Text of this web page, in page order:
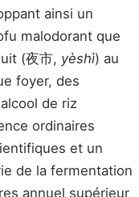
ainsi un
malodorant que
(夜市, yèshì) au
foyer, des
de riz
ordinaires
et un
de la fermentation
annuel supérieur